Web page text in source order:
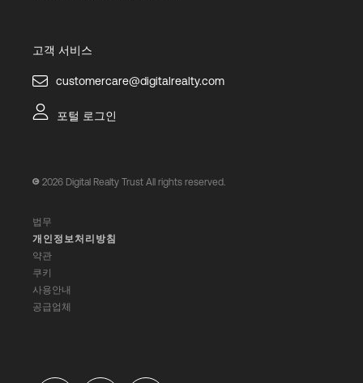
고객 서비스
customercare@digitalrealty.com
포털 로그인
2026 Digital Realty Trust All rights reserved.
법무
개인정보처리방침
약관
쿠키
사용안내
공급업체